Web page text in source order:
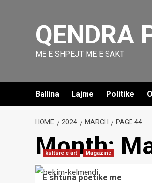
QENDRA
ME E SHPEJT ME E SAKT
Ballina Lajme Politike
HOME 2024 MARCH PAGE 44
Month:
kulture e art Magazine
E shtuna poetike me